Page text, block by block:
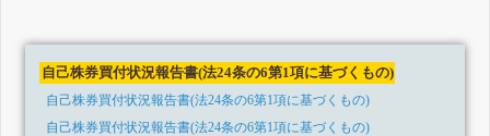
自己株券買付状況報告書(法24条の6第1項に基づくもの)
自己株券買付状況報告書(法24条の6第1項に基づくもの)
自己株券買付状況報告書(法24条の6第1項に基づくもの)